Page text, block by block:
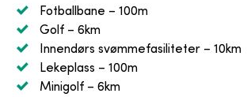
Fotballbane – 100m
Golf – 6km
Innendørs svømmefasiliteter – 10km
Lekeplass – 100m
Minigolf – 6km